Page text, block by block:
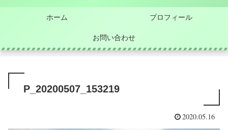
ホーム プロフィール
お問い合わせ
P_20200507_153219
2020.05.16